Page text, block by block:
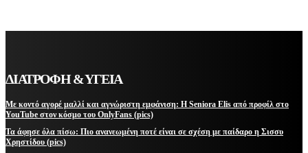
ΔΙΑΤΡΟΦΗ & ΥΓΕΙΑ
Με κοντό αγορέ μαλλί και αγνώριστη εμφάνιση: Η Seniora Elis από προφίλ στο
YouTube στον κόσμο του OnlyFans (pics)
Τα άφησε όλα πίσω: Πιο ανανεωμένη ποτέ είναι σε σχέση με παίδαρο η Σισσυ
Χρηστίδου (pics)